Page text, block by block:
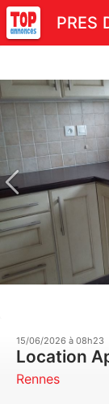
15/06/2026 à 08h23
Location
Rennes